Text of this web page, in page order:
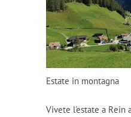
Estate in montagna
Vivete l'estate a Rein